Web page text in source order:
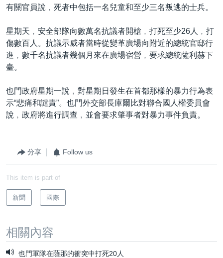
視頻存檔
海外港人
美國透視
建國史話
關注我們
其他語言網站
有關官員說﹐死者中包括一名兒童和至少三名叛逃的士兵。
星期天﹐安全部隊向數萬名抗議者開槍﹐打死至少26人﹐打
傷數百人。抗議示威者當時從變革廣場向附近的總統官邸行
進﹐數千名抗議者幾個月來在廣場宿營﹐要求總統薩利赫下
臺。
也門政府星期一說﹐對星期日發生在首都那樣的暴力行為表
示“悲痛和譴責”。也門外交部長庫爾比對聯合國人權委員會
說﹐政府將進行調查﹐並會要求肇事者對暴力事件負責。
分享 Follow us
This item is part of
新聞 國際
相關內容
也門軍隊在薩那的衝突中打死20人